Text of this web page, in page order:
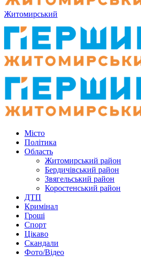
Житомирський
Місто
Політика
Область
Житомирський район
Бердичівський район
Звягельський район
Коростенський район
ДТП
Кримінал
Гроші
Спорт
Цікаво
Скандали
Фото/Відео